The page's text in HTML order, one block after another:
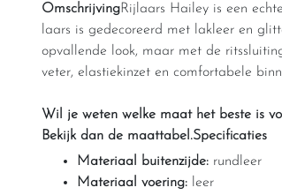
OmschrijvingRijlaars Hailey is een
laars is gedecoreerd met lakleer en
opvallende look, maar met de
veter, elastiekinzet en comfortabele
Wil je weten welke maat het beste is
Bekijk dan de maattabel.Specificaties
Materiaal buitenzijde: rundleer
Materiaal voering: leer